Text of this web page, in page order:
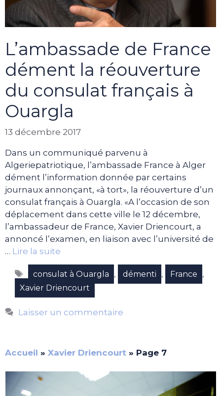
L’ambassade de France
dément la réouverture
du consulat français à
Ouargla
13 décembre 2017
Dans un communiqué parvenu à
Algeriepatriotique, l’ambassade France à Alger
dément l’information donnée par certains
journaux annonçant, «à tort», la réouverture d’un
consulat français à Ouargla. «A l’occasion de son
déplacement dans cette ville le 12 décembre,
l’ambassadeur de France, Xavier Driencourt, a
annoncé l’examen, en liaison avec l’université de
… Lire la suite
Étiquettes
consulat à Ouargla , démenti , France ,
Xavier Driencourt
Laisser un commentaire
Accueil » Xavier Driencourt » Page 7